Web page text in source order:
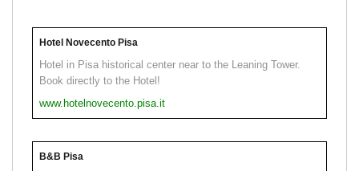
Hotel Novecento Pisa
Hotel in Pisa historical center near to the Leaning Tower.
Book directly to the Hotel!
www.hotelnovecento.pisa.it
B&B Pisa